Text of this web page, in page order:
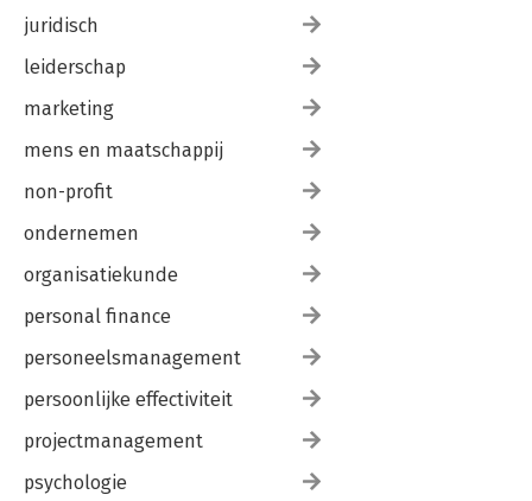
juridisch
leiderschap
marketing
mens en maatschappij
non-profit
ondernemen
organisatiekunde
personal finance
personeelsmanagement
persoonlijke effectiviteit
projectmanagement
psychologie